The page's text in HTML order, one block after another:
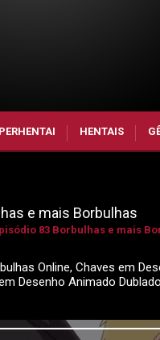
HENTAIS
e mais Borbulhas
83 Borbulhas e mais
Online, Chaves em
Desenho Animado